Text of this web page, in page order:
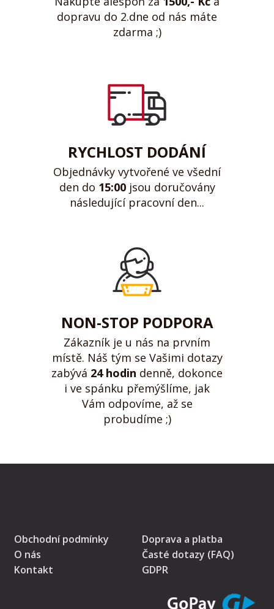
dopravu do 2.dne od nás máte
zdarma ;)
RYCHLOST DODÁNÍ
Objednávky vytvořené ve všední
den do 15:00jsou doručovány
následující pracovní den...
NON-STOP PODPORA
Zákazník je u nás na prvním
místě. Náš tým se Vašimi dotazy
zabývá 24 hodin denně, dokonce
i ve spánku přemýšlíme, jak
Vám odpovíme, až se
probudíme ;)
Obchodní podmínky
O nás
Kontakt
Doprava a platba
Časté dotazy (FAQ)
GDPR